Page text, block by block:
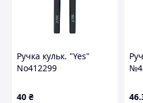
Ручка кульк. "Yes"
No412299
синяя(24)(288)
40 ₴
46